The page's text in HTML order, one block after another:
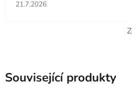
21.7.2026
Související produkty